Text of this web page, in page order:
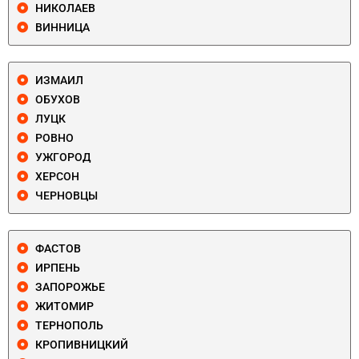
НИКОЛАЕВ
ВИННИЦА
ИЗМАИЛ
ОБУХОВ
ЛУЦК
РОВНО
УЖГОРОД
ХЕРСОН
ЧЕРНОВЦЫ
ФАСТОВ
ИРПЕНЬ
ЗАПОРОЖЬЕ
ЖИТОМИР
ТЕРНОПОЛЬ
КРОПИВНИЦКИЙ